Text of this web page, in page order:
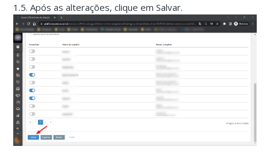
1.5. Após as alterações, clique em Salvar.